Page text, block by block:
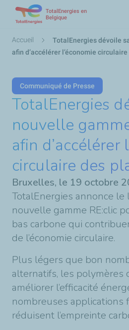
TotalEnergies en
Belgique
Fil
d'Ariane
Accueil
TotalEnergies dévoile
afin d’accélérer l’économie
Communiqué de Presse
TotalEnergies
nouvelle
afin d’accélérer
circulaire des
Bruxelles, le 19 octobre
TotalEnergies annonce le
nouvelle gamme RE:clic
bas carbone qui
de l’économie circulaire.
Plus légers que bon
alternatifs, les polymères
améliorer l’efficacité
nombreuses applications
réduisent l’empreinte